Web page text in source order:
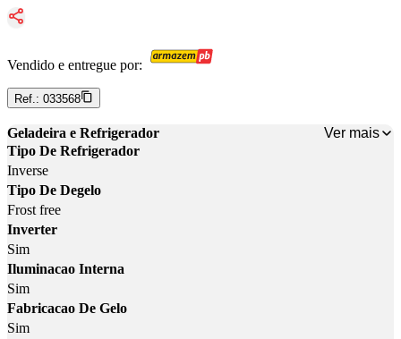
Vendido e entregue por:
Ref.: 033568
Geladeira e Refrigerador
Ver mais
Tipo De Refrigerador
Inverse
Tipo De Degelo
Frost free
Inverter
Sim
Iluminacao Interna
Sim
Fabricacao De Gelo
Sim